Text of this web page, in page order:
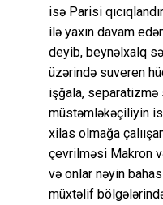
isə Parisi
ilə yaxın davam
deyib, beynəlxalq
üzərində suveren
işğala, separatizmə
müstəmləkəçiliyin
xilas olmağa
çevrilməsi Makron
və onlar nəyin
müxtəlif